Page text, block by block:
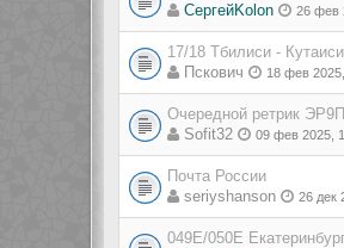
СергейKolon
26 фев
17/18 Тбилиси - Кутаиси
Пскович
18 фев
Очередной ретрик
Sofit32
09 фев 2025,
Почта России
seriyshanson
26 дек
049Е/050Е